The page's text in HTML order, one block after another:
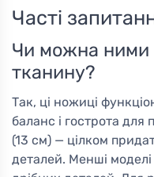
Часті
Чи можна ними
тканину?
Так, ці ножиці
баланс і гострота
(13 см) — цілком
деталей. Менші моделі